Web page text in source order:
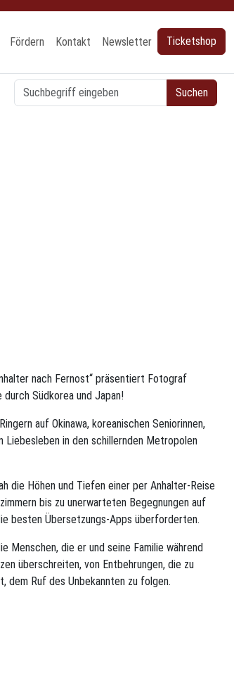
Fördern Kontakt Newsletter Ticketshop
nach Fernost“ präsentiert Fotograf
Südkorea und Japan!
auf Okinawa, koreanischen Seniorinnen,
in den schillernden Metropolen
die Höhen und Tiefen einer per Anhalter-Reise
bis zu unerwarteten Begegnungen auf
besten Übersetzungs-Apps überforderten.
Menschen, die er und seine Familie während
überschreiten, von Entbehrungen, die zu
dem Ruf des Unbekannten zu folgen.